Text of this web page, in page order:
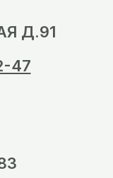
Д.91
47